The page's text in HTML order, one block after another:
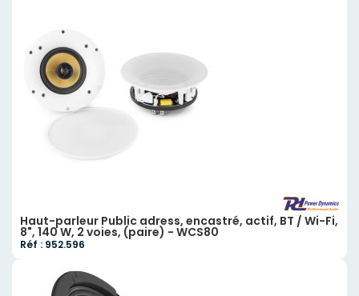
Haut-parleur Public adress, encastré, actif, BT / Wi-Fi,
8", 140 W, 2 voies, (paire) - WCS80
Réf : 952.596